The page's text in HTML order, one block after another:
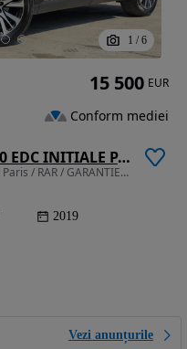
1 / 6
Renault Espace BLUE dCi 200 EDC INITIALE PARIS
1997 cm3 • 200 CP • // 7 Locuri / Initiale Paris / RAR / GARANTIE / Numere provizorii /
2019
Vezi anunțurile
15 500 EUR
Conform mediei